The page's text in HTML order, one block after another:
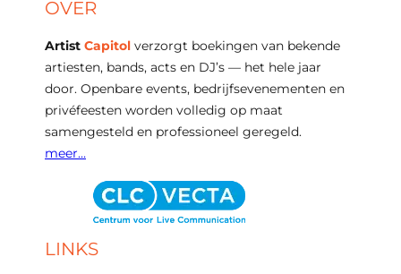
OVER
Artist Capitol verzorgt boekingen van bekende
artiesten, bands, acts en DJ’s — het hele jaar
door. Openbare events, bedrijfsevenementen en
privéfeesten worden volledig op maat
samengesteld en professioneel geregeld.
meer…
LINKS